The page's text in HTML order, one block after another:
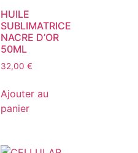
HUILE
SUBLIMATRICE
NACRE D’OR
50ML
32,00 €
Ajouter au
panier